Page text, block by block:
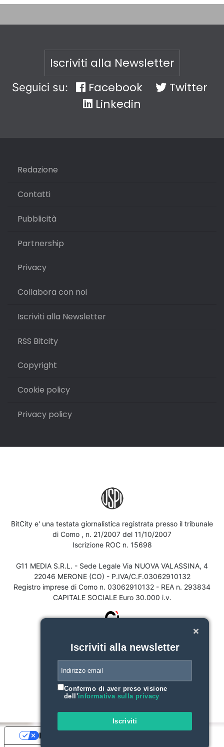
Iscriviti alla Newsletter
Seguici su: Facebook
Twitter
Linkedin
Redazione
Contatti
Pubblicità
Partnership
Privacy
Collabora con noi
Iscriviti alla Newsletter
RSS Bitcity
Copyright
Cookie policy
Privacy policy
BitCity e' una testata giornalistica registrata presso il tribunale
di Como , n. 21/2007 del 11/10/2007
Iscrizione ROC n. 15698
G11 MEDIA S.R.L. - Sede Legale Via NUOVA VALASSINA, 4
22046 MERONE (CO) - P.IVA/C.F.03062910132
Registro imprese di Como n. 03062910132 - REA n. 293834
CAPITALE SOCIALE Euro 30.000 i.v.
Iscriviti alla newsletter
Confermo di aver preso visione
dell'informativa sulla privacy
Iscriviti
Le tue preferenze relative alla privacy